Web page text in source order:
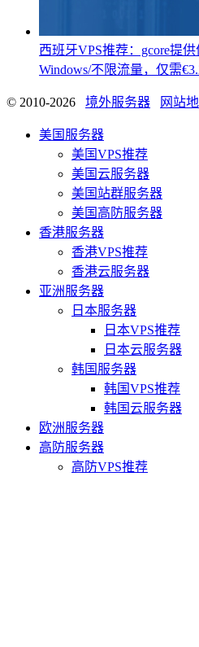
西班牙VPS推荐：gcore提
Windows/不限流量，仅需
© 2010-2026 境外服务器 网站
美国服务器
美国VPS推荐
美国云服务器
美国站群服务器
美国高防服务器
香港服务器
香港VPS推荐
香港云服务器
亚洲服务器
日本服务器
日本VPS推荐
日本云服务器
韩国服务器
韩国VPS推荐
韩国云服务器
欧洲服务器
高防服务器
高防VPS推荐